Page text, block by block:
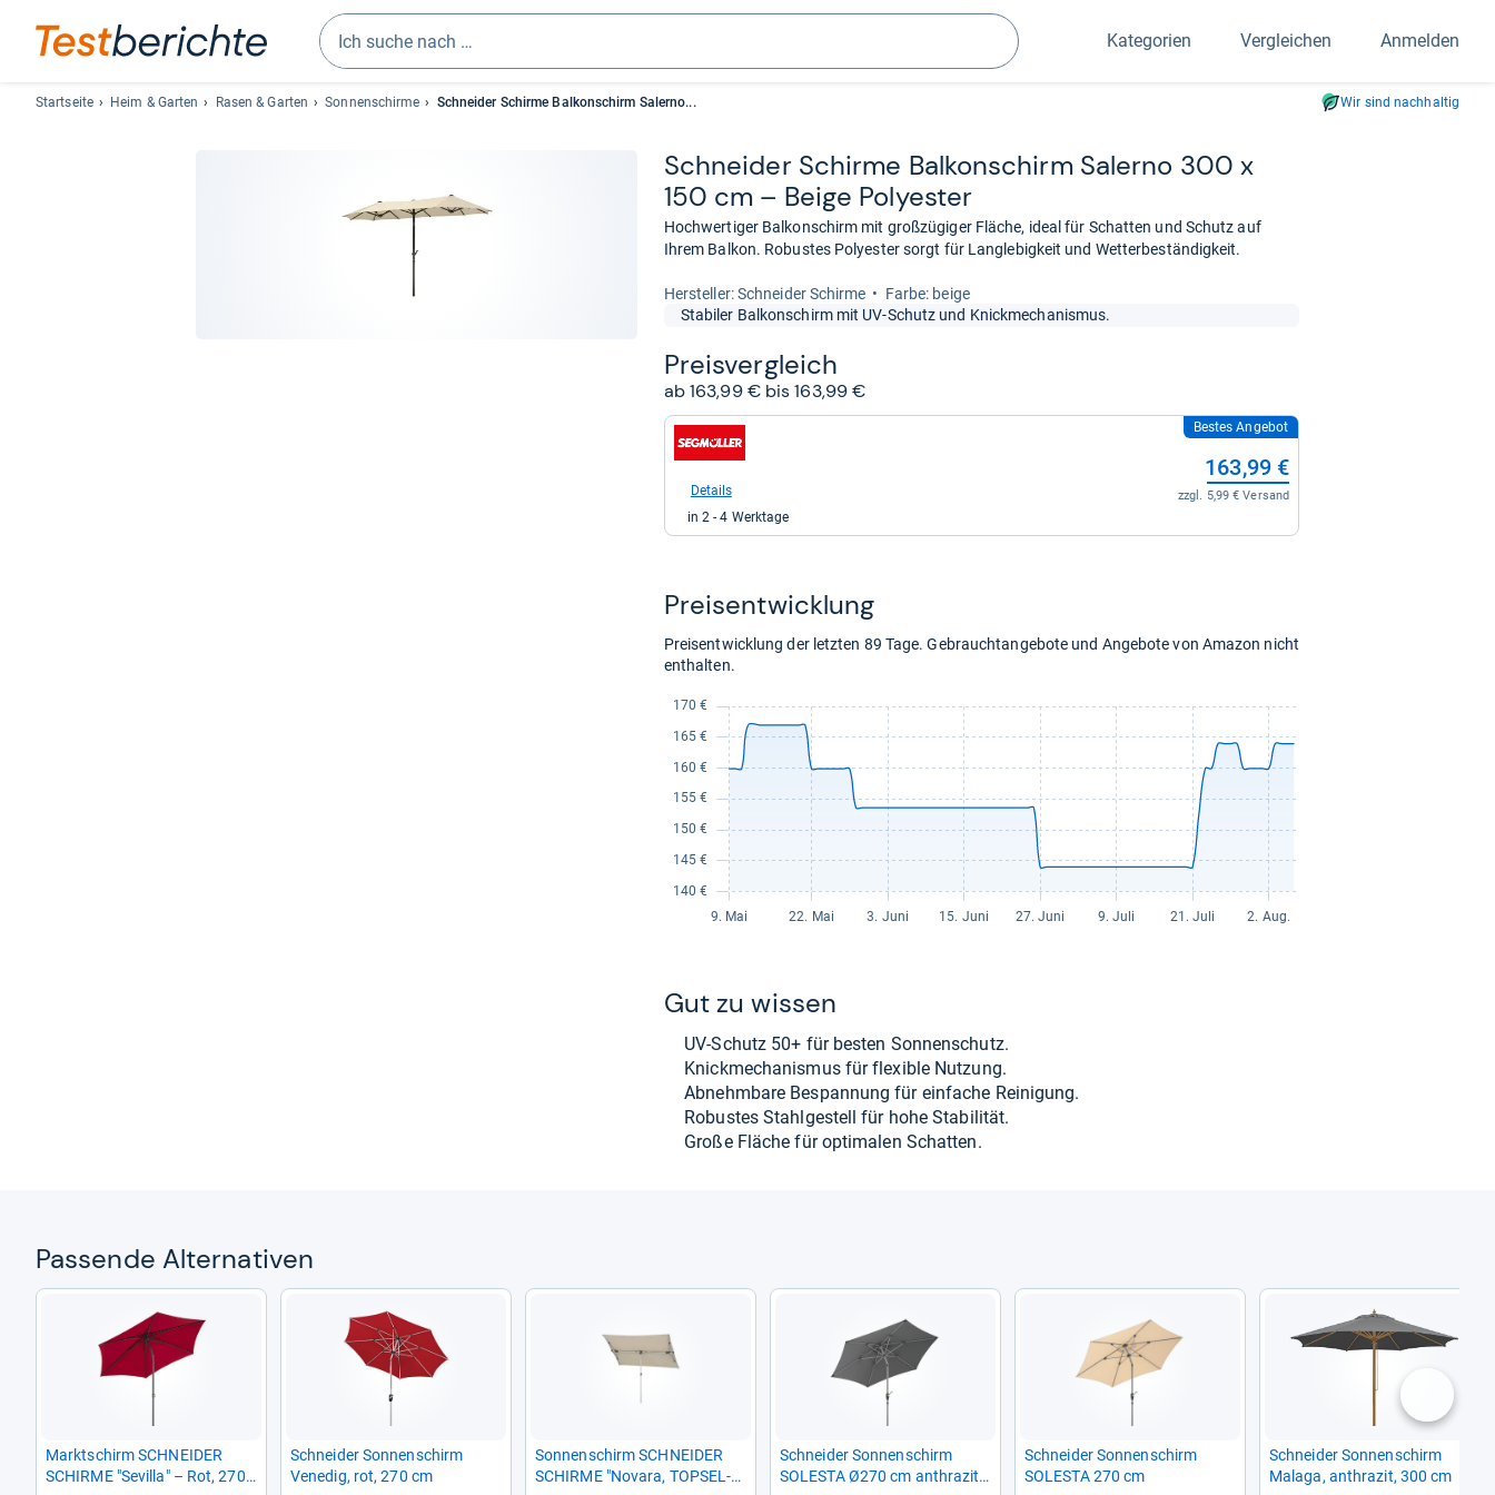
Suchen
Sie
Vorschläge
Kategorien Vergleichen Anmelden
Startseite Heim & Garten Rasen & Garten Sonnenschirme Schneider Schirme Balkonschirm Salerno... Wir sind nachhaltig
Schnei­der Schirme Bal­kon­schirm Salerno 300 x
150 cm – Beige Poly­es­ter
Hochwertiger Balkonschirm mit großzügiger Fläche, ideal für Schatten und Schutz auf
Ihrem Balkon. Robustes Polyester sorgt für Langlebigkeit und Wetterbeständigkeit.
Her­stel­ler: Schneider Schirme
Farbe: beige
Stabiler Balkonschirm mit UV-Schutz und Knickmechanismus.
Preis­ver­gleich
ab 163,99 € bis 163,99 €
Shop:
segmueller.de
163,99
kaufen.
Bestes Angebot
163,99 €
zzgl. 5,99 € Versand
Details
in 2 - 4 Werktage
Preis­ent­wick­lung
Preisentwicklung der letzten 89 Tage. Gebrauchtangebote und Angebote von Amazon nicht
enthalten.
Gut zu wis­sen
UV-​Schutz 50+ für bes­ten Son­nen­schutz.
Knick­me­cha­nis­mus für fle­xi­ble Nut­zung.
Abnehm­bare Bespan­nung für ein­fa­che Rei­ni­gung.
Robus­tes Stahl­ge­stell für hohe Sta­bi­li­tät.
Große Flä­che für opti­ma­len Schat­ten.
Pas­sende Alter­na­ti­ven
Markt­schirm SCHNEI­DER
SCHIRME "Sevilla" – Rot, 270
Schnei­der Son­nen­schirm
Vene­dig, rot, 270 cm
Son­nen­schirm SCHNEI­DER
SCHIRME "Novara, TOP­SEL­
Schnei­der Son­nen­schirm
SOLESTA Ø270 cm anthra­zit
Schnei­der Son­nen­schirm
SOLESTA 270 cm
Schnei­der Son­nen­schirm
Malaga, anthra­zit, 300 cm
nächste